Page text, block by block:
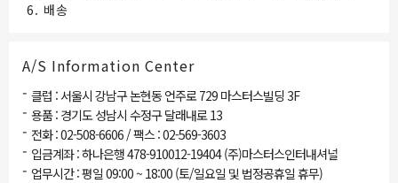
6. 배송
A/S Information Center
- 클럽 : 서울시 강남구 논현동 언주로 729 마스터스빌딩 3F
- 용품 : 경기도 성남시 수정구 달래내로 13
- 전화 : 02-508-6606 / 팩스 : 02-569-3603
- 입금계좌 : 하나은행 478-910012-19404 (주)마스터스인터내셔널
- 업무시간 : 평일 09:00 ~ 18:00 (토/일요일 및 법정공휴일 휴무)